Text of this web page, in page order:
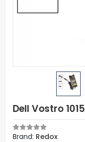
Dell Vostro 1015
Brand: Redox